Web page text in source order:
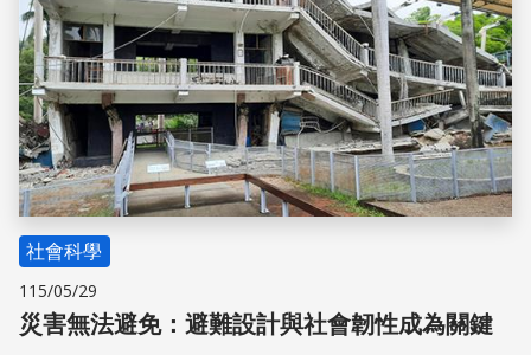
社會科學
115/05/29
災害無法避免：避難設計與社會韌性成為關鍵